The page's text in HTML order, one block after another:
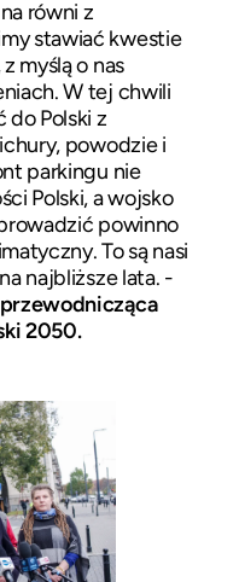
równi z
stawiać kwestie
myślą o nas
W tej chwili
do Polski z
powodzie i
parkingu nie
Polski, a wojsko
powinno
To są nasi
najbliższe lata. -
2050.